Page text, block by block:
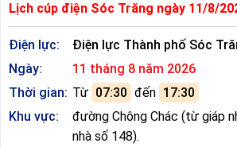
Lịch cúp điện Sóc Trăng ngày 11/8/
Điện lực:
Điện lực Thành phố Sóc
Ngày:
11 tháng 8 năm 2026
Thời gian: Từ 07:30 đến 17:30
Khu vực:
đường Chông Chác (từ giáp
nhà số 148).